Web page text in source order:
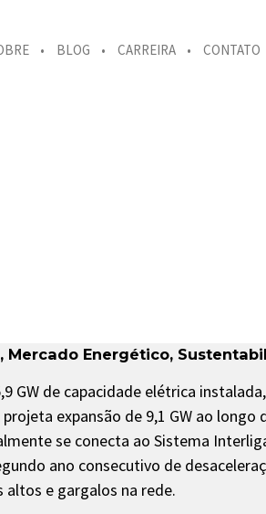
BLOG CARREIRA CONTATO
, Mercado Energético,
GW de capacidade elétrica
expansão de 9,1 GW ao longo
se conecta ao Sistema
ano consecutivo de
e gargalos na rede.